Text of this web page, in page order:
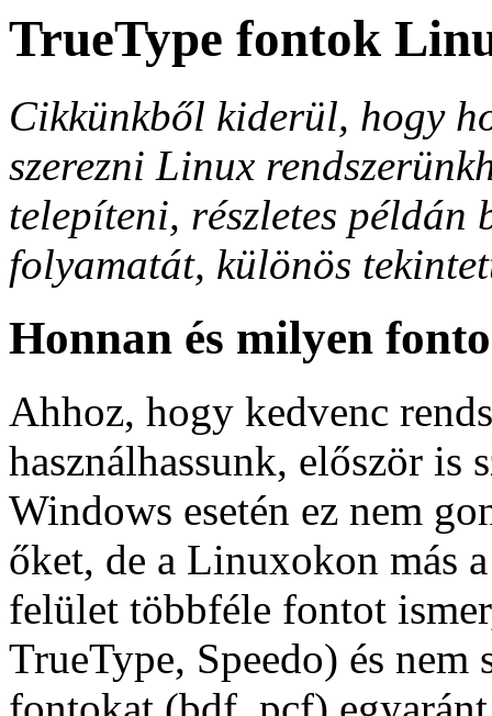
TrueType fontok
Cikkünkből kiderül, hogy
szerezni Linux
telepíteni, részletes példán
folyamatát, különös
Honnan és milyen
Ahhoz, hogy kedvenc
használhassunk, először
Windows esetén ez nem
őket, de a Linuxokon más
felület többféle fontot
TrueType, Speedo) és